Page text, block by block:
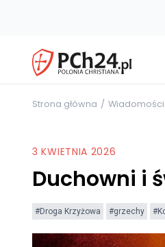
Strona główna Wiadomości
3 KWIETNIA 2026
Duchowni i
#Droga Krzyżowa #grzechy